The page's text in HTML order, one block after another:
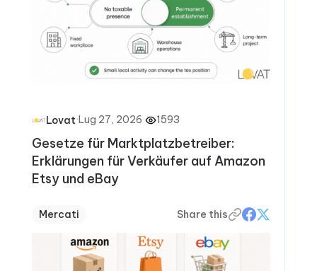
Lovat·Lug 27, 2026· 1593
Gesetze für Marktplatzbetreiber:
Erklärungen für Verkäufer auf Amazon
Etsy und eBay
Mercati Share this